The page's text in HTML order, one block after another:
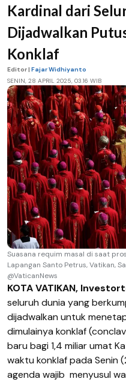
Kardinal dari
Dijadwalkan
Konklaf
Editor | Fajar Widhiyanto
SENIN, 28 APRIL 2025, 03.16 WIB
Suasana requim masal di saat
Lapangan Santo Petrus, Vatikan,
@VaticanNews
KOTA VATIKAN,
seluruh dunia yang
dijadwalkan untuk
dimulainya konklaf
baru bagi 1,4 miliar umat
waktu konklaf pada Senin
agenda wajib menyusul